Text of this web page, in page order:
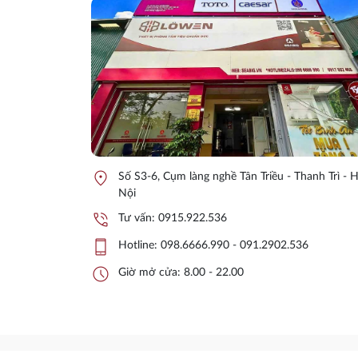
location_on
Số S3-6, Cụm làng nghề Tân Triều - Thanh Trì -
Nội
phone_in_talk Tư vấn: 0915.922.536
phone_iphone Hotline: 098.6666.990 - 091.2902.536
schedule Giờ mở cửa: 8.00 - 22.00